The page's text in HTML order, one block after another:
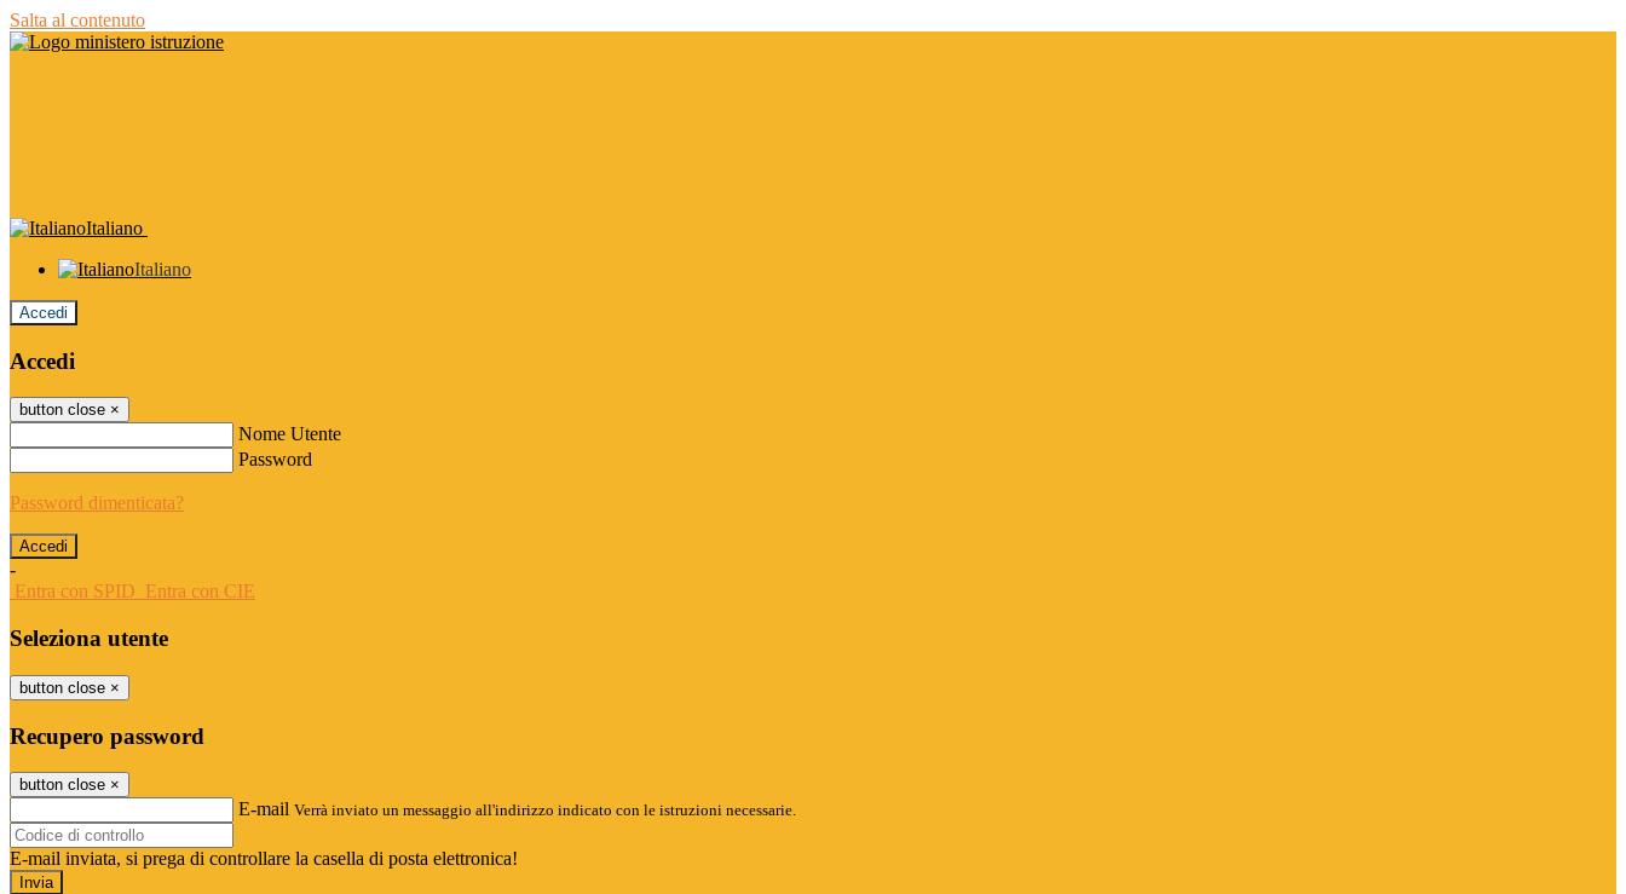
Salta al contenuto
Italiano
Italiano
Accedi
Accedi
button close ×
Nome Utente
Password
Password dimenticata?
-
Entra con SPID Entra con CIE
Seleziona utente
button close ×
Recupero password
button close ×
E-mail Verrà inviato un messaggio all'indirizzo indicato con le istruzioni necessarie.
E-mail inviata, si prega di controllare la casella di posta elettronica!